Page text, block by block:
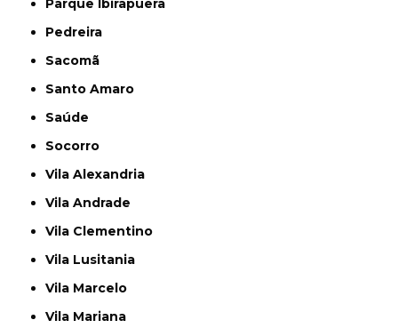
Parque Ibirapuera
Pedreira
Sacomã
Santo Amaro
Saúde
Socorro
Vila Alexandria
Vila Andrade
Vila Clementino
Vila Lusitania
Vila Marcelo
Vila Mariana